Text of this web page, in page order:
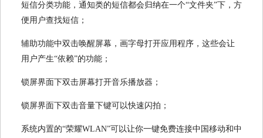
短信分类功能，通知类的短信都会归纳在一个“文件夹”下，方
便用户查找短信；
辅助功能中双击唤醒屏幕，画字母打开应用程序，这些会让
用户产生“依赖”的功能；
锁屏界面下双击屏幕打开音乐播放器；
锁屏界面下双击音量下键可以快速闪拍；
系统内置的“荣耀WLAN”可以让你一键免费连接中国移动和中